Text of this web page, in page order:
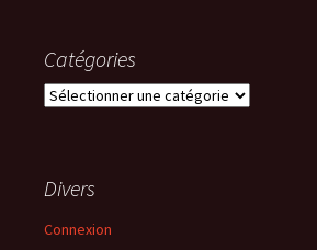
Catégories
Catégories
Divers
Connexion